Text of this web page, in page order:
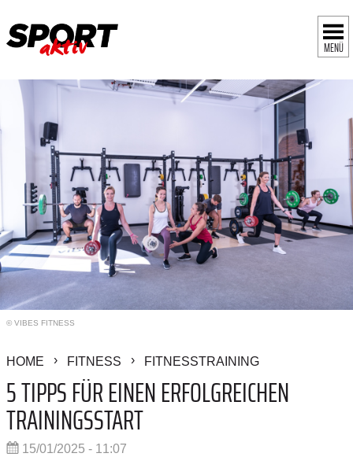
MENÜ
© VIBES FITNESS
HOME FITNESS FITNESSTRAINING
5 TIPPS FÜR EINEN ERFOLGREICHEN
TRAININGSSTART
15/01/2025 - 11:07